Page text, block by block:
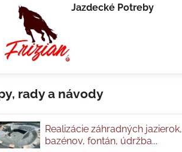
Jazdecké Potreby
rady a návody
Realizácie záhradných jazierok,
bazénov, fontán, údržba...